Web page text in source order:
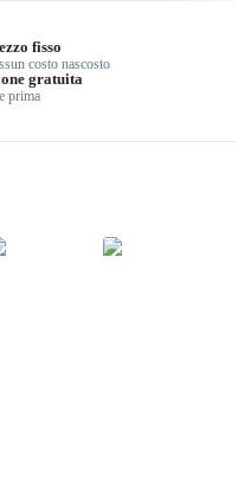
fisso
costo nascosto
gratuita
prima